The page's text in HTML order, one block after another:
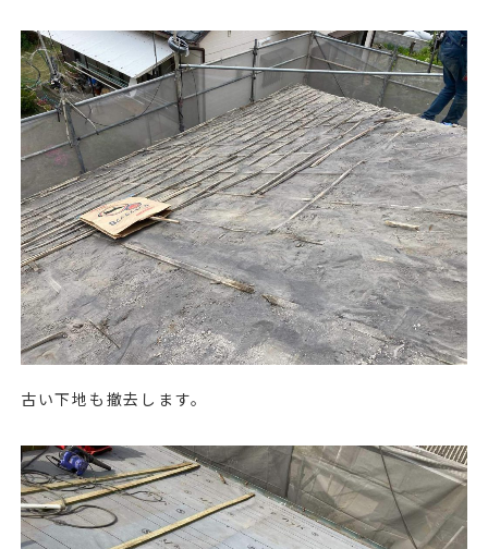
古い下地も撤去します。